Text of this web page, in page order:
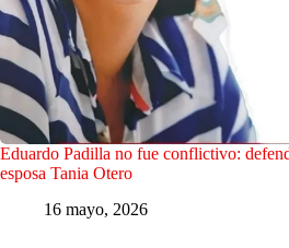
Eduardo Padilla no fue conflictivo:
esposa Tania Otero
16 mayo, 2026